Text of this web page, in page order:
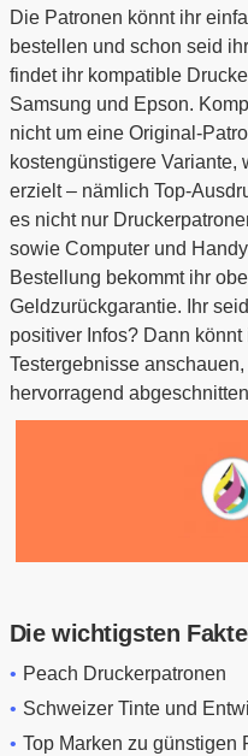
Die Patronen könnt ihr
bestellen und schon seid
findet ihr kompatible
Samsung und Epson.
nicht um eine Original-
kostengünstigere
erzielt – nämlich Top-
es nicht nur
sowie Computer und
Bestellung bekommt ihr
Geldzurückgarantie. Ihr
positiver Infos? Dann
Testergebnisse
hervorragend
Die wichtigsten
Peach Druckerpatronen
Schweizer Tinte und
Top Marken zu günstigen